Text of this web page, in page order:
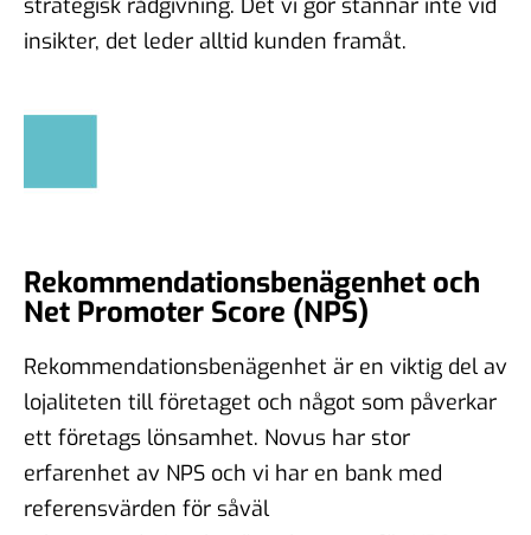
insikter, det leder alltid kunden framåt.
Rekommendationsbenägenhet och
Net Promoter Score (NPS)
Rekommendationsbenägenhet är en viktig del av
lojaliteten till företaget och något som påverkar
ett företags lönsamhet. Novus har stor
erfarenhet av NPS och vi har en bank med
referensvärden för såväl